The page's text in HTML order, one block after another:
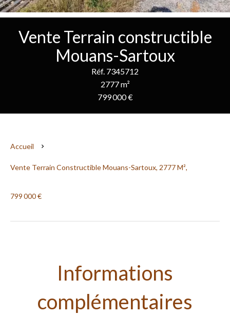
Vente Terrain constructible
Mouans-Sartoux
Réf. 7345712
2777 m²
799 000 €
Accueil
Vente Terrain Constructible Mouans-Sartoux, 2777 M²,
799 000 €
Informations
complémentaires